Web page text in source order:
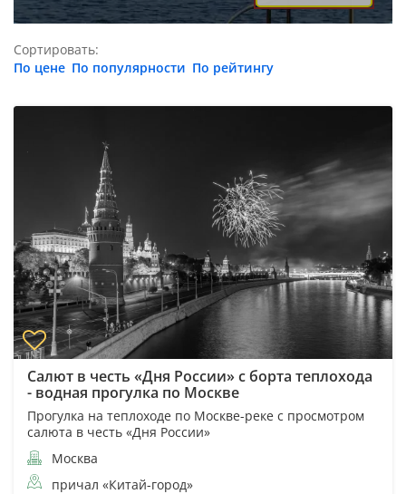
Сортировать:
По цене По популярности По рейтингу
Салют в честь «Дня России» с борта теплохода
- водная прогулка по Москве
Прогулка на теплоходе по Москве-реке с просмотром
салюта в честь «Дня России»
Москва
причал «Китай-город»